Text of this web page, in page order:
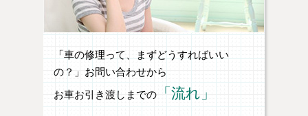
「車の修理って、まずどうすればいい
の？」お問い合わせから
お車お引き渡しまでの「流れ」